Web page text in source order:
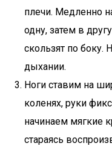
плечи. Медленно
одну, затем в
скользят по боку.
дыхании.
Ноги ставим на
коленях, руки
начинаем мягкие
стараясь